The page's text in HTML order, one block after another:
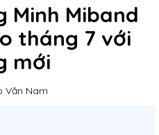
Minh Miband
tháng 7 với
mới
Văn Nam